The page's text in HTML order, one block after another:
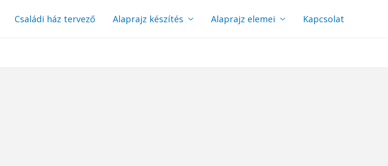
Családi ház tervező Alaprajz készítés Alaprajz elemei Kapcsolat